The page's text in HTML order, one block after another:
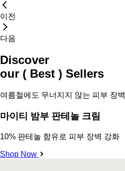
이전
다음
Discover
our ( Best ) Sellers
여름철에도 무너지지 않는 피부 장벽
마이티 밤부 판테놀 크림
10% 판테놀 함유로 피부 장벽 강화
Shop Now